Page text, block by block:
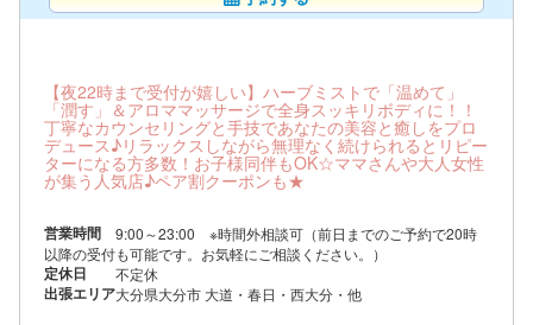
【夜22時まで受付が嬉しい】ハーブミストで「温めて」
「潤す」＆アロママッサージで全身スッキリボディに！！
丁寧なカウンセリングと手技であなたの美容と癒しをプロ
デュース♪リラックスしながら無理なく続けられるとリピー
ターになる方多数！お子様同伴もOK☆ママさんや大人女性
が集う人気店♪ペア割クーポンも★
営業時間
9:00～23:00 ※時間外相談可（前日までのご予約で20時
以降の受付も可能です。お気軽にご相談ください。）
定休日 不定休
出張エリア大分県大分市 大道・春日・西大分・他